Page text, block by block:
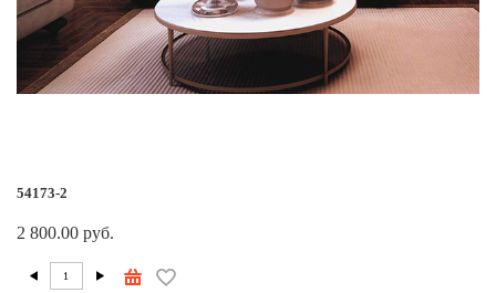
54173-2
2 800.00 руб.